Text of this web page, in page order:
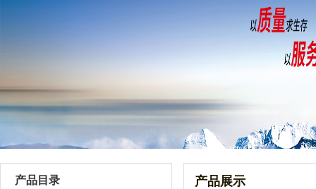
产品目录 产品展示